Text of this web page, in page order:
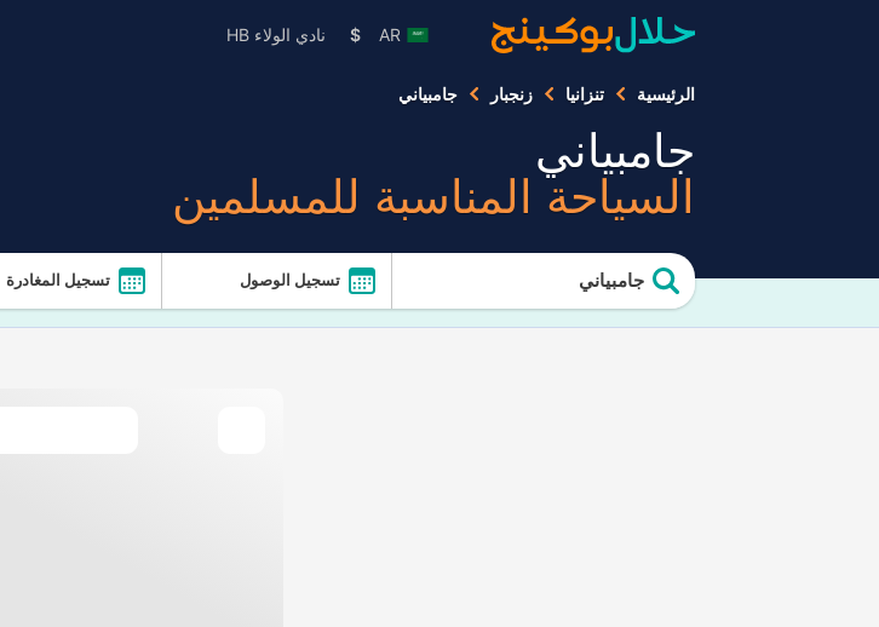
AR
$ نادي الولاء HB
الرئيسية تنزانيا زنجبار جامبياني
جامبياني
السياحة المناسبة للمسلمين
جامبياني تسجيل الوصول تسجيل المغادرة